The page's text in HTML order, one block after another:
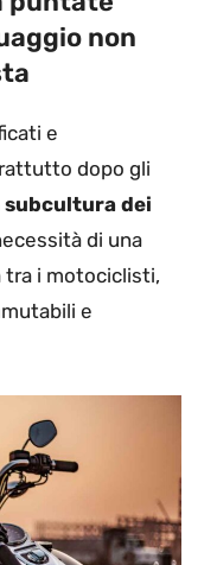
non
e
dopo gli
subcultura dei
di una
tra i motociclisti,
e